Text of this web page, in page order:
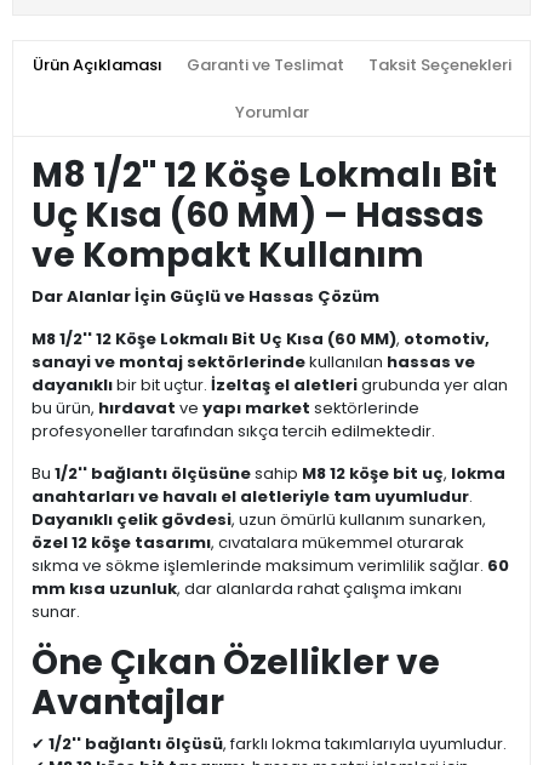
Ürün Açıklaması Garanti ve Teslimat Taksit Seçenekleri
Yorumlar
M8 1/2'' 12 Köşe Lokmalı Bit
Uç Kısa (60 MM) – Hassas
ve Kompakt Kullanım
Dar Alanlar İçin Güçlü ve Hassas Çözüm
M8 1/2'' 12 Köşe Lokmalı Bit Uç Kısa (60 MM), otomotiv,
sanayi ve montaj sektörlerindekullanılan hassas ve
dayanıklıbir bit uçtur. İzeltaş el aletlerigrubunda yer alan
bu ürün, hırdavat ve yapı market sektörlerinde
profesyoneller tarafından sıkça tercih edilmektedir.
Bu 1/2'' bağlantı ölçüsünesahip M8 12 köşe bit uç, lokma
anahtarları ve havalı el aletleriyle tam uyumludur.
Dayanıklı çelik gövdesi, uzun ömürlü kullanım sunarken,
özel 12 köşe tasarımı, cıvatalara mükemmel oturarak
sıkma ve sökme işlemlerinde maksimum verimlilik sağlar. 60
mm kısa uzunluk, dar alanlarda rahat çalışma imkanı
sunar.
Öne Çıkan Özellikler ve
Avantajlar
✔ 1/2'' bağlantı ölçüsü, farklı lokma takımlarıyla uyumludur.